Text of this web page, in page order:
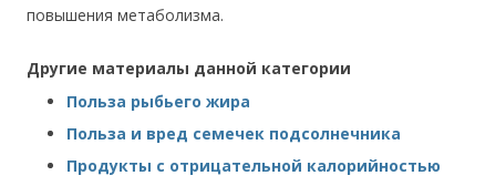
повышения метаболизма.
Другие материалы данной категории
Польза рыбьего жира
Польза и вред семечек подсолнечника
Продукты с отрицательной калорийностью